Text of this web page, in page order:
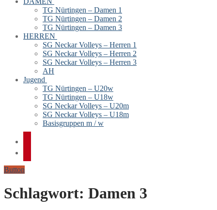
TG Nürtingen – Damen 1
TG Nürtingen – Damen 2
TG Nürtingen – Damen 3
HERREN
SG Neckar Volleys – Herren 1
SG Neckar Volleys – Herren 2
SG Neckar Volleys – Herren 3
AH
Jugend
TG Nürtingen – U20w
TG Nürtingen – U18w
SG Neckar Volleys – U20m
SG Neckar Volleys – U18m
Basisgruppen m / w
Button
Schlagwort: Damen 3